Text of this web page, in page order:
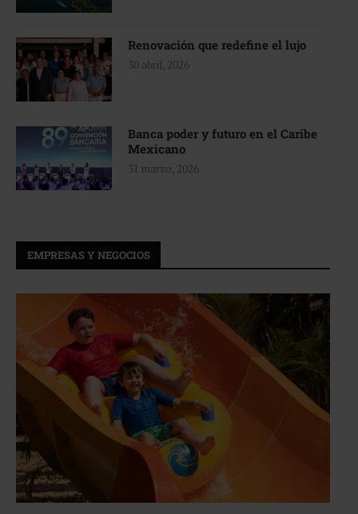
Renovación que redefine el lujo
30 abril, 2026
Banca poder y futuro en el Caribe
Mexicano
31 marzo, 2026
EMPRESAS Y NEGOCIOS